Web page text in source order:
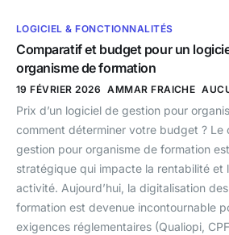
LOGICIEL & FONCTIONNALITÉS
Comparatif et budget pour un
organisme de formation
19 FÉVRIER 2026 AMMAR FRAICHE
Prix d’un logiciel de gestion pour
comment déterminer votre budget ? Le
gestion pour organisme de formation
stratégique qui impacte la rentabilité et
activité. Aujourd’hui, la digitalisation
formation est devenue incontournable
exigences réglementaires (Qualiopi,